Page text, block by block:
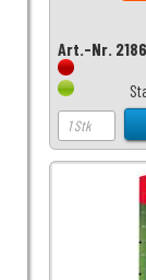
Art.-Nr.